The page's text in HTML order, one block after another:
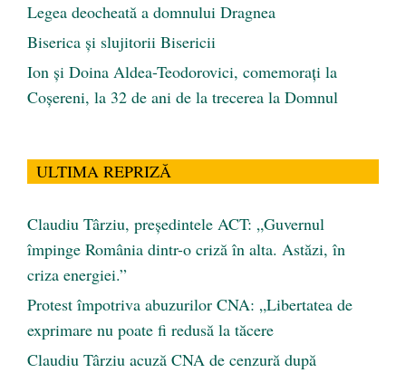
Legea deocheată a domnului Dragnea
Biserica și slujitorii Bisericii
Ion și Doina Aldea-Teodorovici, comemorați la
Coșereni, la 32 de ani de la trecerea la Domnul
ULTIMA REPRIZĂ
Claudiu Târziu, președintele ACT: „Guvernul
împinge România dintr-o criză în alta. Astăzi, în
criza energiei.”
Protest împotriva abuzurilor CNA: „Libertatea de
exprimare nu poate fi redusă la tăcere
Claudiu Târziu acuză CNA de cenzură după